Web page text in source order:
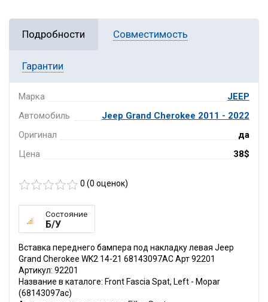
Подробности Совместимость
Гарантии
Марка
JEEP
Автомобиль
Jeep Grand Cherokee 2011 - 2022
Оригинал
да
Цена
38$
0 (0 оценок)
Состояние
Б/У
Вставка переднего бампера под накладку левая Jeep
Grand Cherokee WK2 14-21 68143097AC Арт 92201
Артикул: 92201
Название в каталоге: Front Fascia Spat, Left - Mopar
(68143097ac)